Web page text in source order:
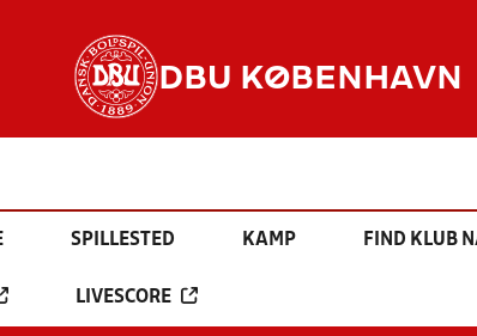
DBU KØBENHAVN
SPILLESTED KAMP FIND KLUB
LIVESCORE